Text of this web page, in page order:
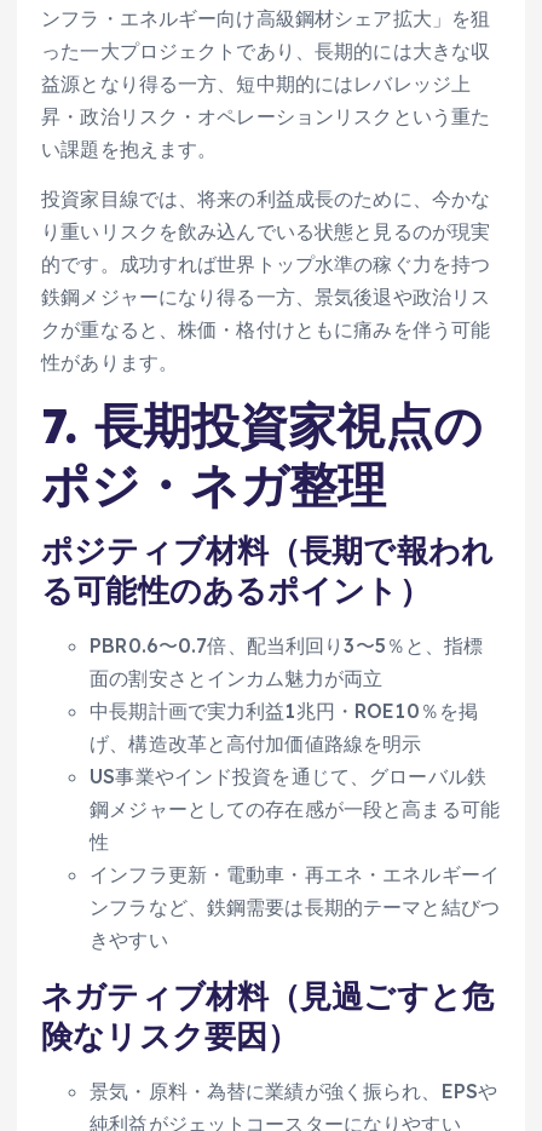
ンフラ・エネルギー向け高級鋼材シェア拡大」を狙
った一大プロジェクトであり、長期的には大きな収
益源となり得る一方、短中期的にはレバレッジ上
昇・政治リスク・オペレーションリスクという重た
い課題を抱えます。
投資家目線では、将来の利益成長のために、今かな
り重いリスクを飲み込んでいる状態と見るのが現実
的です。成功すれば世界トップ水準の稼ぐ力を持つ
鉄鋼メジャーになり得る一方、景気後退や政治リス
クが重なると、株価・格付けともに痛みを伴う可能
性があります。
7. 長期投資家視点の
ポジ・ネガ整理
ポジティブ材料（長期で報われ
る可能性のあるポイント）
PBR0.6〜0.7倍、配当利回り3〜5％と、指標
面の割安さとインカム魅力が両立
中長期計画で実力利益1兆円・ROE10％を掲
げ、構造改革と高付加価値路線を明示
US事業やインド投資を通じて、グローバル鉄
鋼メジャーとしての存在感が一段と高まる可能
性
インフラ更新・電動車・再エネ・エネルギーイ
ンフラなど、鉄鋼需要は長期的テーマと結びつ
きやすい
ネガティブ材料（見過ごすと危
険なリスク要因）
景気・原料・為替に業績が強く振られ、EPSや
純利益がジェットコースターになりやすい